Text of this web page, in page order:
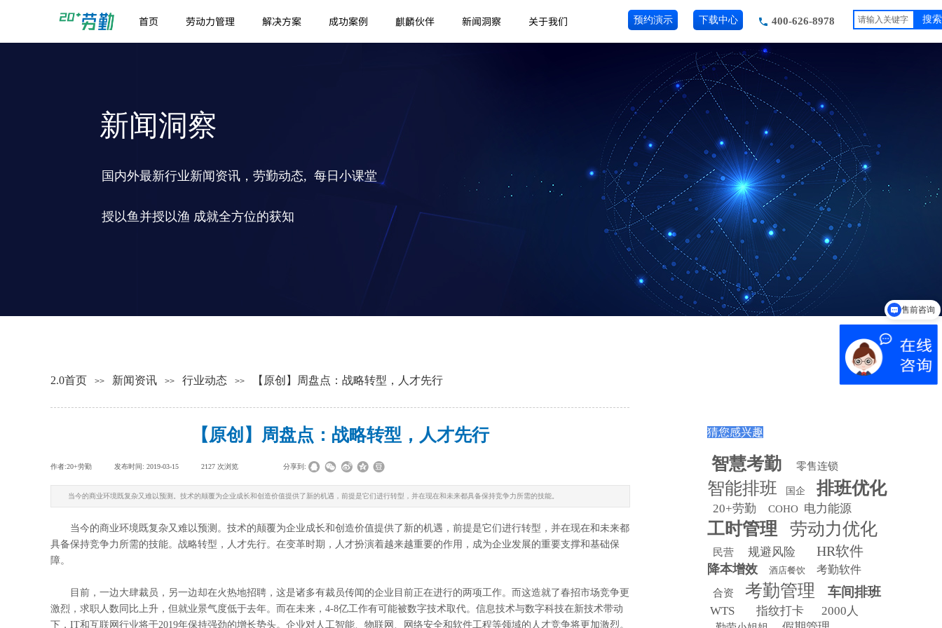
400-626-8978
预约演示 下载中心
首页 劳动力管理 解决方案 成功案例 麒麟伙伴 新闻洞察 关于我们 搜索
国内外最新行业新闻资讯，劳勤动态, 每日小课堂
授以鱼并授以渔 成就全方位的获知
新闻洞察
2.0首页 >> 新闻资讯 >> 行业动态 >> 【原创】周盘点：战略转型，人才先行
【原创】周盘点：战略转型，人才先行
作者:20+劳勤 发布时间: 2019-03-15 2127 次浏览 分享到:
当今的商业环境既复杂又难以预测。技术的颠覆为企业成长和创造价值提供了新的机遇，前提是它们进行转型，并在现在和未来都具备保持竞争力所需的技能。
当今的商业环境既复杂又难以预测。技术的颠覆为企业成长和创造价值提供了新的机遇，前提是它们进行转型，并在现在和未来都
具备保持竞争力所需的技能。战略转型，人才先行。在变革时期，人才扮演着越来越重要的作用，成为企业发展的重要支撑和基础保
障。
目前，一边大肆裁员，另一边却在火热地招聘，这是诸多有裁员传闻的企业目前正在进行的两项工作。而这造就了春招市场竞争更
激烈，求职人数同比上升，但就业景气度低于去年。而在未来，4-8亿工作有可能被数字技术取代。信息技术与数字科技在新技术带动
下，IT和互联网行业将于2019年保持强劲的增长势头。企业对人工智能、物联网、网络安全和软件工程等领域的人才竞争将更加激烈。
猜您感兴趣
智慧考勤 零售连锁
智能排班 国企 排班优化
20+劳勤 COHO 电力能源
工时管理 劳动力优化
民营 规避风险 HR软件
降本增效 酒店餐饮 考勤软件
合资 考勤管理 车间排班
WTS 指纹打卡 2000人
售前咨询